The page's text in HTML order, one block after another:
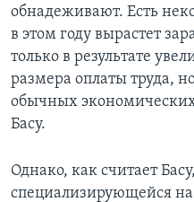
обнадеживают. Есть
в этом году вырастет
только в результате
размера оплаты труда,
обычных
Басу.
Однако, как считает
специализирующейся